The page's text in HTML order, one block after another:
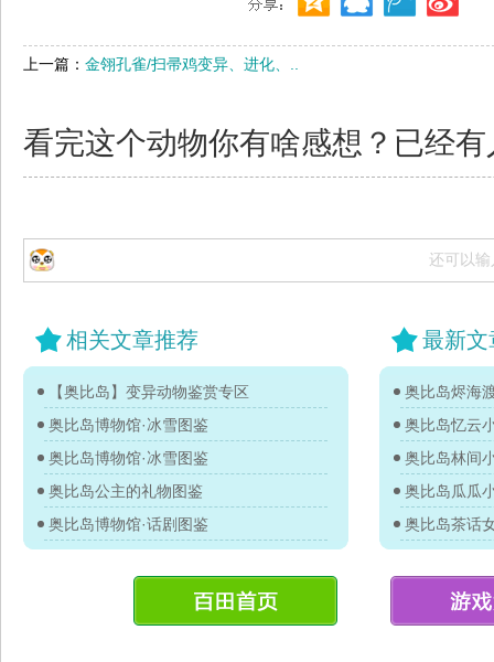
上一篇： 金翎孔雀/扫帚鸡变异、进化、..
看完这个动物你有啥感想？已经有
还可以输
相关文章推荐
【奥比岛】变异动物鉴赏专区
奥比岛博物馆·冰雪图鉴
奥比岛博物馆·冰雪图鉴
奥比岛公主的礼物图鉴
奥比岛博物馆·话剧图鉴
最新文
奥比岛烬海
奥比岛忆云
奥比岛林间
奥比岛瓜瓜
奥比岛茶话